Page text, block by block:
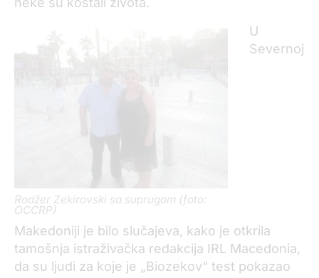
Rodžer Zekirovski sa suprugom (foto:
OCCRP)
U
Severnoj
Makedoniji je bilo slučajeva, kako je otkrila
tamošnja istraživačka redakcija IRL Macedonia,
da su ljudi za koje je „Biozekov“ test pokazao